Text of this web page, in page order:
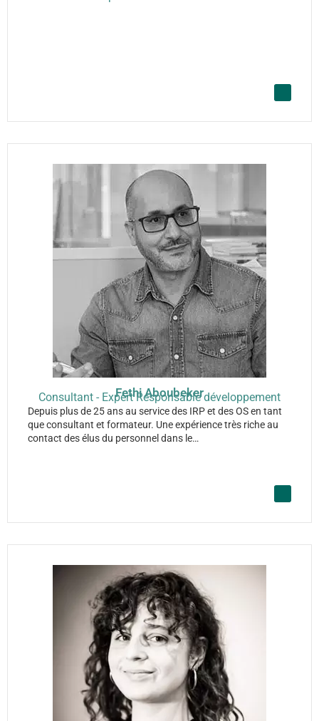
Fethi Aboubeker
Consultant - Expert Responsable développement
Depuis plus de 25 ans au service des IRP et des OS en tant
que consultant et formateur. Une expérience très riche au
contact des élus du personnel dans le…